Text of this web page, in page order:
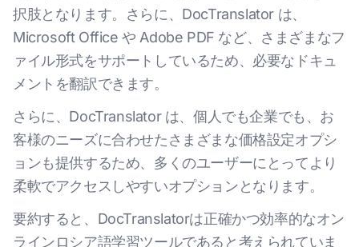
択肢となります。さらに、DocTranslator は、
Microsoft Office や Adobe PDF など、さまざまなフ
ァイル形式をサポートしているため、必要なドキュ
メントを翻訳できます。
さらに、DocTranslator は、個人でも企業でも、お
客様のニーズに合わせたさまざまな価格設定オプシ
ョンも提供するため、多くのユーザーにとってより
柔軟でアクセスしやすいオプションとなります。
要約すると、DocTranslatorは正確かつ効率的なオン
ラインロシア語学習ツールであると考えられていま